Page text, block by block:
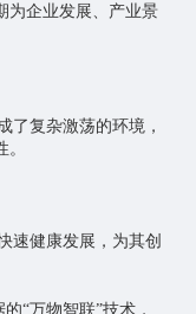
为企业发展、产业景
了复杂激荡的环境，
速健康发展，为其创
“万物智联”技术，